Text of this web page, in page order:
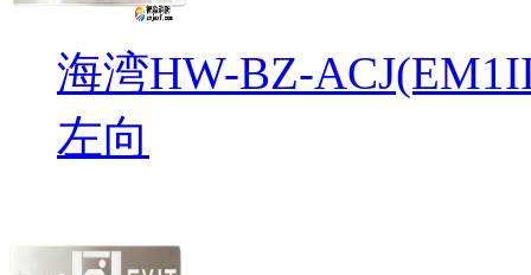
海湾HW-BZ-
左向